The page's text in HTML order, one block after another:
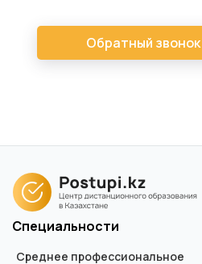
Обратный звонок
Специальности
Среднее профессиональное